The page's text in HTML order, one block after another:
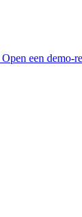
Open een demo-